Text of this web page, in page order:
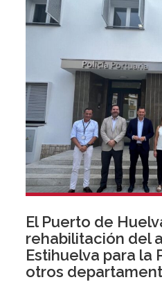
El Puerto de
rehabilitación del
Estihuelva para la
otros